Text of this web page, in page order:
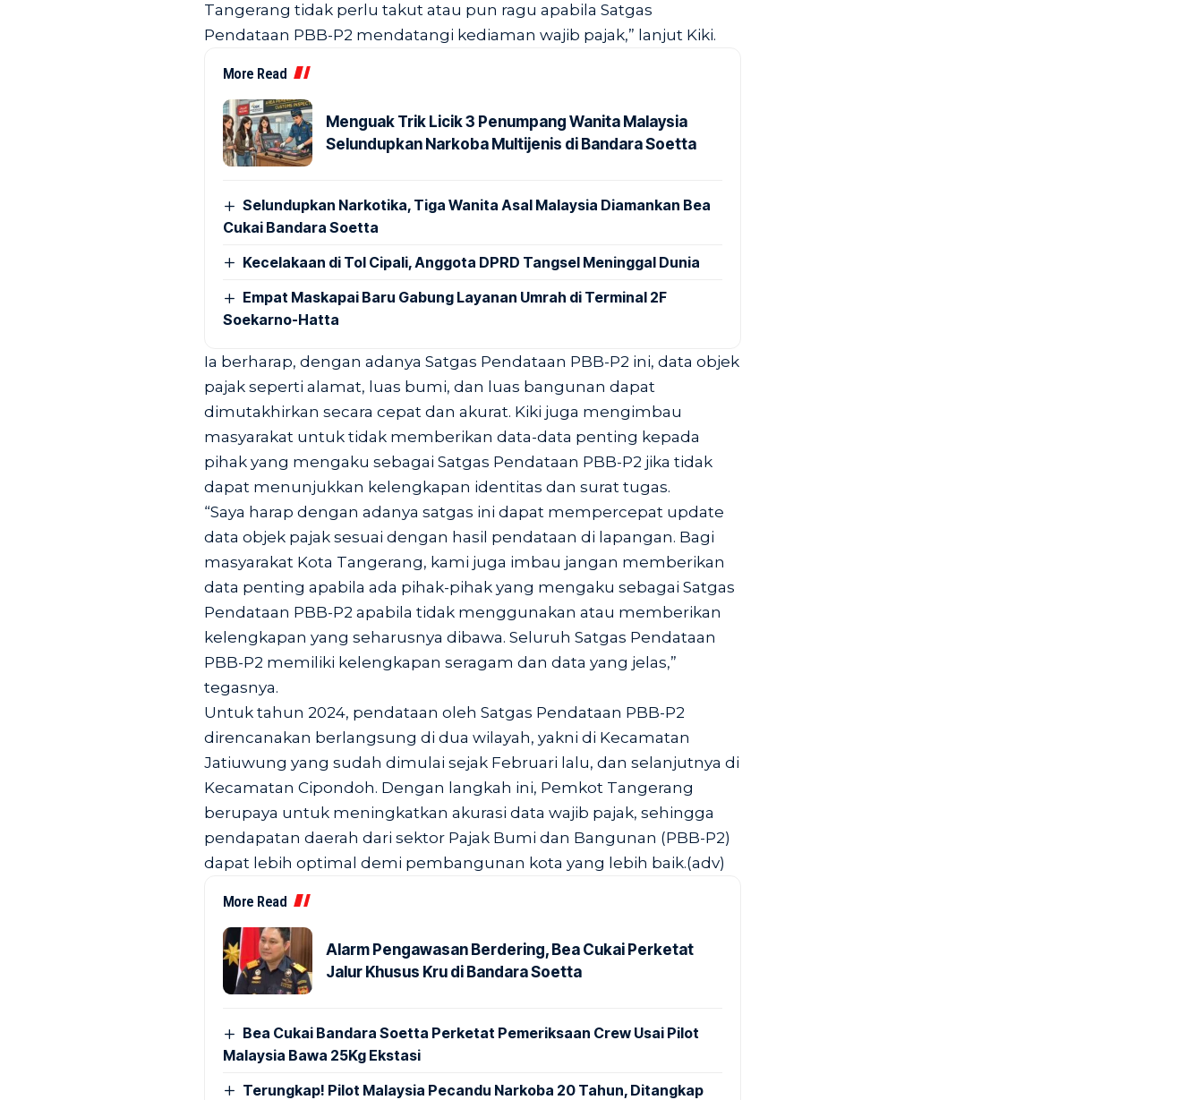
Tangerang tidak perlu takut atau pun ragu apabila Satgas
Pendataan PBB-P2 mendatangi kediaman wajib pajak,” lanjut Kiki.
More Read
Menguak Trik Licik 3 Penumpang Wanita Malaysia
Selundupkan Narkoba Multijenis di Bandara Soetta
Selundupkan Narkotika, Tiga Wanita Asal Malaysia Diamankan Bea
Cukai Bandara Soetta
Kecelakaan di Tol Cipali, Anggota DPRD Tangsel Meninggal Dunia
Empat Maskapai Baru Gabung Layanan Umrah di Terminal 2F
Soekarno-Hatta
Ia berharap, dengan adanya Satgas Pendataan PBB-P2 ini, data objek
pajak seperti alamat, luas bumi, dan luas bangunan dapat
dimutakhirkan secara cepat dan akurat. Kiki juga mengimbau
masyarakat untuk tidak memberikan data-data penting kepada
pihak yang mengaku sebagai Satgas Pendataan PBB-P2 jika tidak
dapat menunjukkan kelengkapan identitas dan surat tugas.
“Saya harap dengan adanya satgas ini dapat mempercepat update
data objek pajak sesuai dengan hasil pendataan di lapangan. Bagi
masyarakat Kota Tangerang, kami juga imbau jangan memberikan
data penting apabila ada pihak-pihak yang mengaku sebagai Satgas
Pendataan PBB-P2 apabila tidak menggunakan atau memberikan
kelengkapan yang seharusnya dibawa. Seluruh Satgas Pendataan
PBB-P2 memiliki kelengkapan seragam dan data yang jelas,”
tegasnya.
Untuk tahun 2024, pendataan oleh Satgas Pendataan PBB-P2
direncanakan berlangsung di dua wilayah, yakni di Kecamatan
Jatiuwung yang sudah dimulai sejak Februari lalu, dan selanjutnya di
Kecamatan Cipondoh. Dengan langkah ini, Pemkot Tangerang
berupaya untuk meningkatkan akurasi data wajib pajak, sehingga
pendapatan daerah dari sektor Pajak Bumi dan Bangunan (PBB-P2)
dapat lebih optimal demi pembangunan kota yang lebih baik.(adv)
More Read
Alarm Pengawasan Berdering, Bea Cukai Perketat
Jalur Khusus Kru di Bandara Soetta
Bea Cukai Bandara Soetta Perketat Pemeriksaan Crew Usai Pilot
Malaysia Bawa 25Kg Ekstasi
Terungkap! Pilot Malaysia Pecandu Narkoba 20 Tahun, Ditangkap